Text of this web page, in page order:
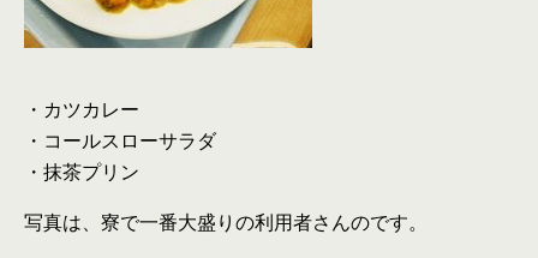
・カツカレー
・コールスローサラダ
・抹茶プリン
写真は、寮で一番大盛りの利用者さんのです。